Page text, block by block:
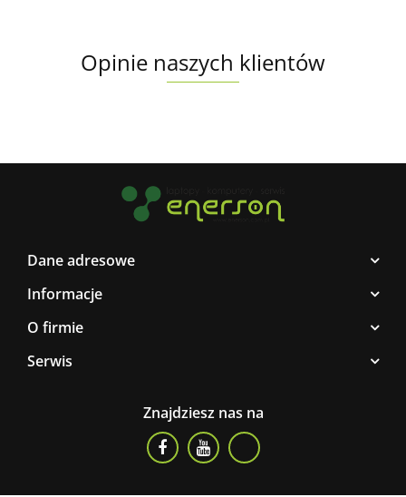
Opinie naszych klientów
Dane adresowe
Informacje
O firmie
Serwis
Znajdziesz nas na